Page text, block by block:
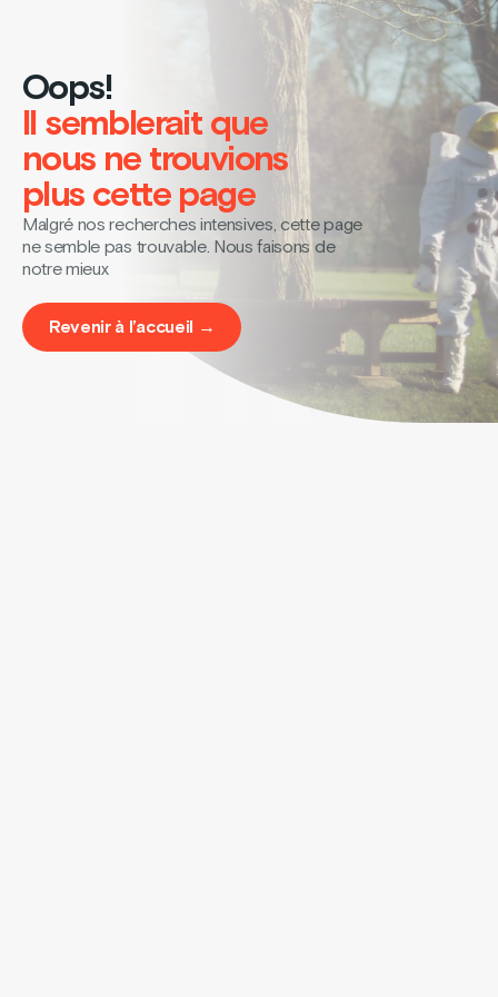
Oops!
Il semblerait que
nous ne trouvions
plus cette page
Malgré nos recherches intensives, cette page
ne semble pas trouvable. Nous faisons de
notre mieux
Revenir à l’accueil →